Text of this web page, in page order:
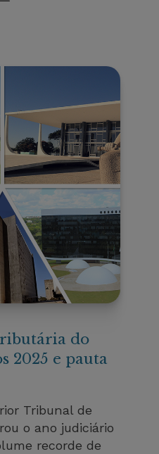
do
2025 e pauta
Tribunal de
o ano judiciário
recorde de